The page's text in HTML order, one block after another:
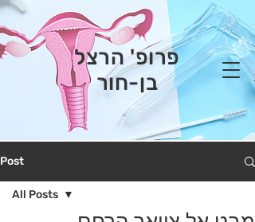
פרופ' הרצל
בן-חור
Post
All Posts